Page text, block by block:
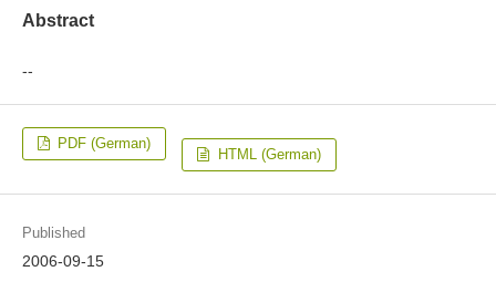
Abstract
--
PDF (German)
HTML (German)
Published
2006-09-15